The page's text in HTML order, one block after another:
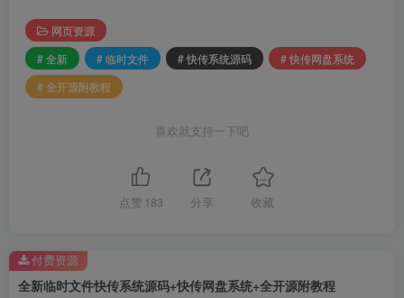
网页资源
# 全新
# 临时文件 # 快传系统源码
# 快传网盘系统
# 全开源附教程
喜欢就支持一下吧
点赞 183 分享 收藏
全新临时文件快传系统源码+快传网盘系统+全开源附教程
付费资源